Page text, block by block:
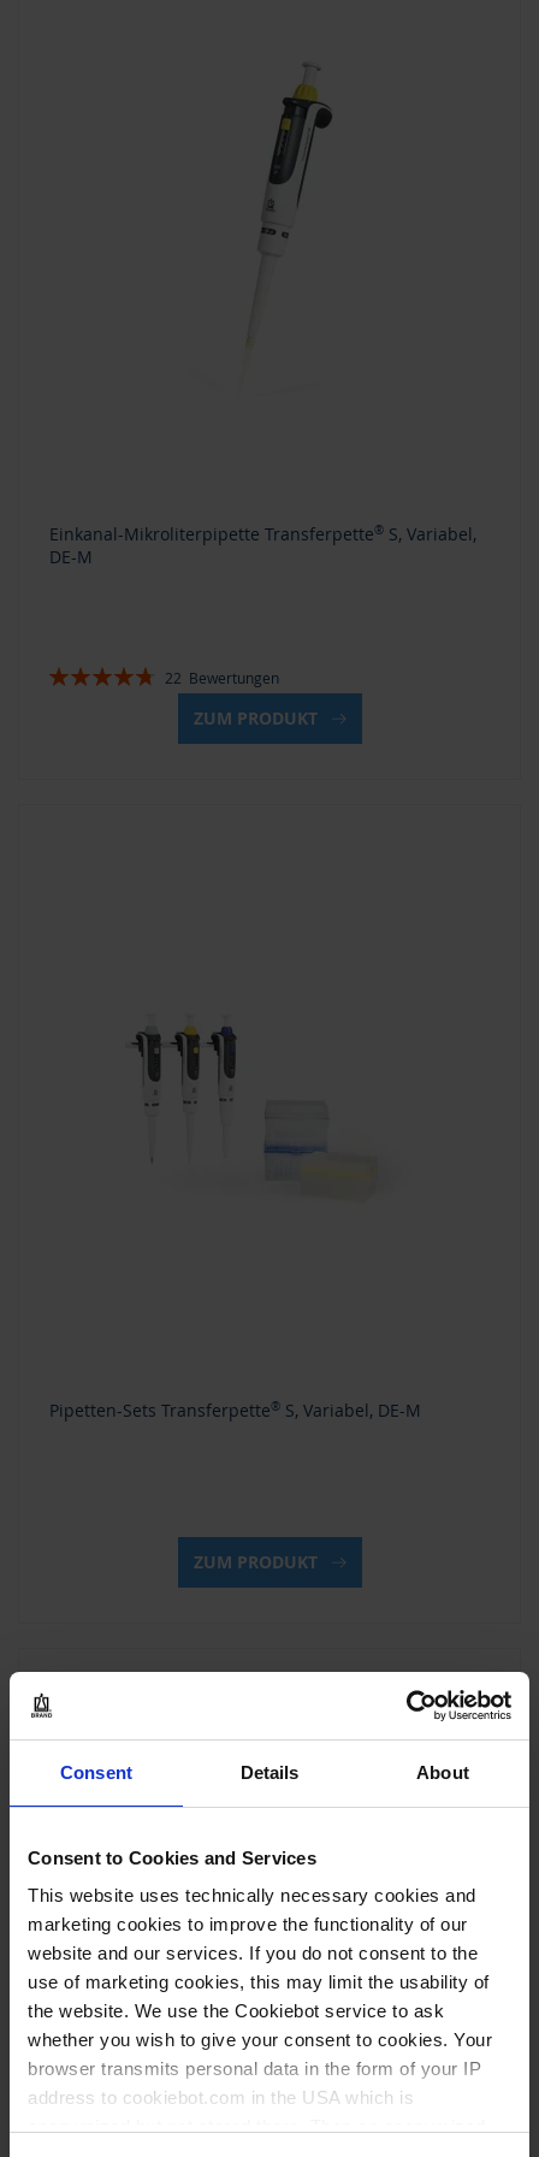
Consent Details About
Consent to Cookies and Services
This website uses technically necessary cookies and
marketing cookies to improve the functionality of our
website and our services. If you do not consent to the
use of marketing cookies, this may limit the usability of
the website. We use the Cookiebot service to ask
whether you wish to give your consent to cookies. Your
browser transmits personal data in the form of your IP
address to cookiebot.com in the USA which is
Einkanal-Mikroliterpipette Transferpette® S, Variabel,
DE-M
Bewertung:
22 Bewertungen
ZUM PRODUKT
Pipetten-Sets Transferpette® S, Variabel, DE-M
ZUM PRODUKT